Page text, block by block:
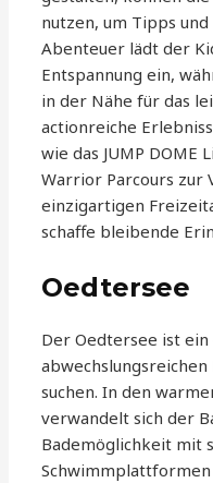
nutzen, um Tipps
Abenteuer lädt der
Entspannung ein,
in der Nähe für das
actionreiche
wie das JUMP
Warrior Parcours zur
einzigartigen
schaffe bleibende
Oedtersee
Der Oedtersee ist ein
suchen. In den
verwandelt sich der
Bademöglichkeit mit